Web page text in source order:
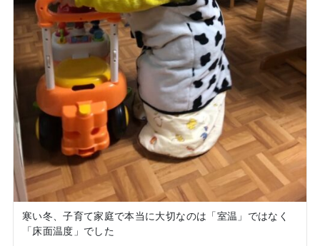
寒い冬、子育て家庭で本当に大切なのは「室温」ではなく
「床面温度」でした